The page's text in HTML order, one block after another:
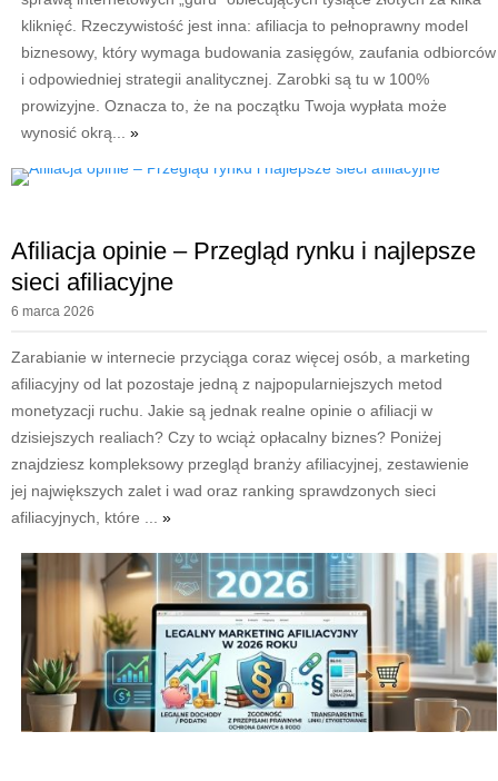
kliknięć. Rzeczywistość jest inna: afiliacja to pełnoprawny model
biznesowy, który wymaga budowania zasięgów, zaufania odbiorców
i odpowiedniej strategii analitycznej. Zarobki są tu w 100%
prowizyjne. Oznacza to, że na początku Twoja wypłata może
wynosić okrą... »
Afiliacja opinie – Przegląd rynku i najlepsze
sieci afiliacyjne
6 marca 2026
Zarabianie w internecie przyciąga coraz więcej osób, a marketing
afiliacyjny od lat pozostaje jedną z najpopularniejszych metod
monetyzacji ruchu. Jakie są jednak realne opinie o afiliacji w
dzisiejszych realiach? Czy to wciąż opłacalny biznes? Poniżej
znajdziesz kompleksowy przegląd branży afiliacyjnej, zestawienie
jej największych zalet i wad oraz ranking sprawdzonych sieci
afiliacyjnych, które ... »